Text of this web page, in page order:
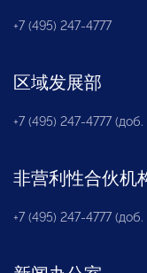
+7 (495) 247-4777
区域发展部
+7 (495) 247-4777 (доб.
非营利性合伙机
+7 (495) 247-4777 (доб.